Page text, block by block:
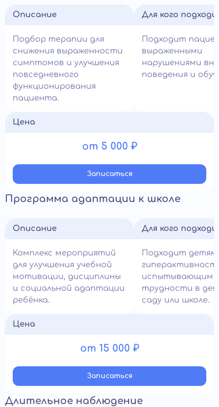
Описание
Подбор терапии для
снижения выраженности
симптомов и улучшения
повседневного
функционирования
пациента.
Для кого
Подходит
выраженными
нарушениями
поведения и
Цена
от 5 000 ₽
Записатьcя
Программа адаптации к школе
Описание
Комплекс мероприятий
для улучшения учебной
мотивации, дисциплины
и социальной адаптации
ребёнка.
Для кого
Подходит детям
испытывающим
трудности в
саду или школе.
Цена
от 15 000 ₽
Записатьcя
Длительное наблюдение